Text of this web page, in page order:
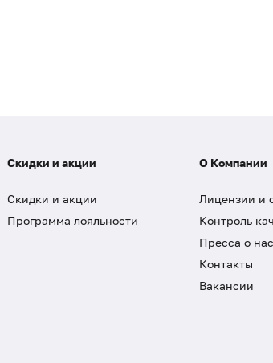
Скидки и акции
Скидки и акции
Программа лояльности
О Компании
Лицензии и
Контроль
Пресса о нас
Контакты
Вакансии